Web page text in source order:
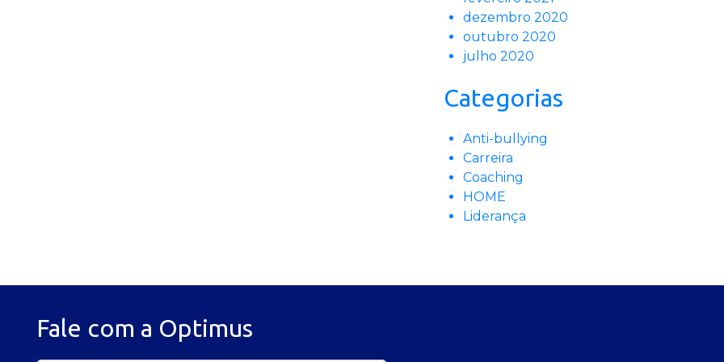
dezembro 2020
outubro 2020
julho 2020
Categorias
Anti-bullying
Carreira
Coaching
HOME
Liderança
Fale com a Optimus